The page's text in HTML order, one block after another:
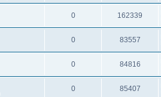
0 162339
0 83557
0 84816
0 85407